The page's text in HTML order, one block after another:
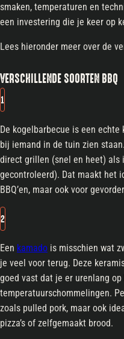
smaken, temperaturen en
een investering die je keer op
Lees hieronder meer over de
VERSCHILLENDE SOORTEN BBQ
1
De kogelbarbecue is een echte
bij iemand in de tuin zien
direct grillen (snel en heet) als
gecontroleerd). Dat maakt het
BBQ’en, maar ook voor
2
Een kamado is misschien wat
je veel voor terug. Deze
goed vast dat je er urenlang
temperatuurschommelingen.
zoals pulled pork, maar ook
pizza’s of zelfgemaakt brood.